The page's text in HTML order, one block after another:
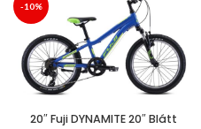
-10%
20″ Fuji DYNAMITE 20″ Blátt